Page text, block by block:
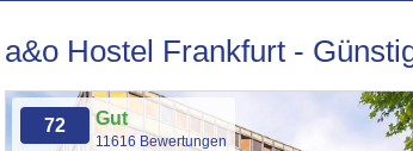
a&o Hostel Frankfurt -
72 Gut
11616 Bewertungen